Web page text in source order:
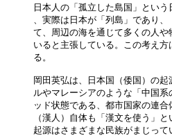
日本人の「孤立した島国」とい
、実際は日本が「列島」であり
て、周辺の海を通じて多くの人
いると主張している。この考え
る。
岡田英弘は、日本国（倭国）の
ルやマレーシアのような「中国
ッド状態である、都市国家の連
（漢人）自体も「漢文を使う」
起源はさまざまな民族がまじっ